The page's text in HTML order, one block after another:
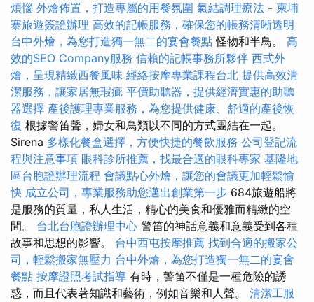
煩惱 外燴佈置，打造專屬的用餐氛圍 氣結調理療法 - 柬埔
寨旅遊簽證辦理 高效的記帳服務，確保您的帳務清晰透明
台中外燴，為您打造獨一無二的宴會餐點 怪物和半鳥。 高
效的SEO Company服務 信賴的記帳事務所夥伴 西式外
燴，呈現精緻西餐風味 經絡按摩專業課程台北 提供高效清
潔服務，讓家居無瑕疵 平價助聽器，提供經濟實惠的助聽
器選擇 產後護理專業服務，為您提供健康、舒適的產後恢
復 根據警笛聲，婦女和鳥類以不同的方式團結在一起。
Sirena 多樣化餐盒選擇，方便快捷的餐飲服務 公司登記流
程與注意事項 眼科診所推薦，找最合適的眼科專家 基隆地
區台胞證辦理流程 會議點心外燴，讓您的會議更加輕鬆愉
快 成立公司，專業服務助您邁出創業第一步 684旅遊船將
是服務的質量，私人生活，精心的美食和優雅而精緻的空
間。 台北台胞證辦理中心 警笛的神話意義和意義受到各種
故事和思想的影響。 台中西屯按摩推薦 找到合適的搬家公
司，輕鬆搬家無壓力 台中外燴，為您打造獨一無二的宴會
餐點 按摩證照考試指導 有時，警笛不僅是一種危險的誘
惑，而且代表著知識和藝術，例如音樂和人聲。 清潔工服